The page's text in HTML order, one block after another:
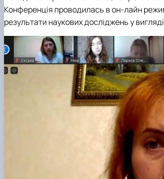
Конференція проводилась в он-лайн
результати наукових досліджень у